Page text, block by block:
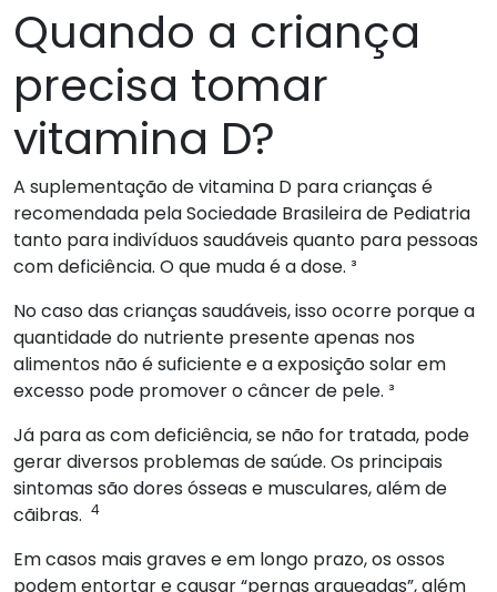
Quando a criança
precisa tomar
vitamina D?
A suplementação de vitamina D para crianças é
recomendada pela Sociedade Brasileira de Pediatria
tanto para indivíduos saudáveis quanto para pessoas
com deficiência. O que muda é a dose. ³
No caso das crianças saudáveis, isso ocorre porque a
quantidade do nutriente presente apenas nos
alimentos não é suficiente e a exposição solar em
excesso pode promover o câncer de pele. ³
Já para as com deficiência, se não for tratada, pode
gerar diversos problemas de saúde. Os principais
sintomas são dores ósseas e musculares, além de
cãibras. 4
Em casos mais graves e em longo prazo, os ossos
podem entortar e causar “pernas arqueadas”, além